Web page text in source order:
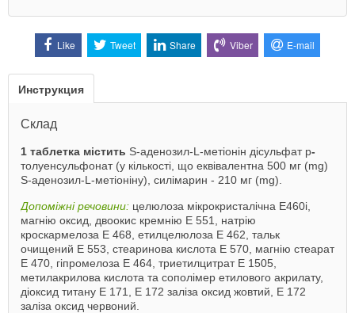
Like Tweet Share Viber E-mail
Инструкция
Склад
1 таблетка містить S-аденозил-L-метіонін дісульфат р-
толуенсульфонат (у кількості, що еквівалентна 500 мг (mg)
S-аденозил-L-метіоніну), силімарин - 210 мг (mg).
Допоміжні речовини: целюлоза мікрокристалічна Е460і,
магнію оксид, двоокис кремнію Е 551, натрію
кроскармелоза Е 468, етилцелюлоза Е 462, тальк
очищений Е 553, стеаринова кислота Е 570, магнію стеарат
Е 470, гіпромелоза Е 464, триетилцитрат Е 1505,
метилакрилова кислота та сополімер етилового акрилату,
діоксид титану Е 171, Е 172 заліза оксид жовтий, Е 172
заліза оксид червоний.